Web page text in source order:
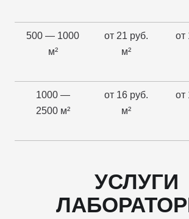
500 — 1000
м²
от 21 руб.
м²
от
1000 —
2500 м²
от 16 руб.
м²
от
УСЛУГИ